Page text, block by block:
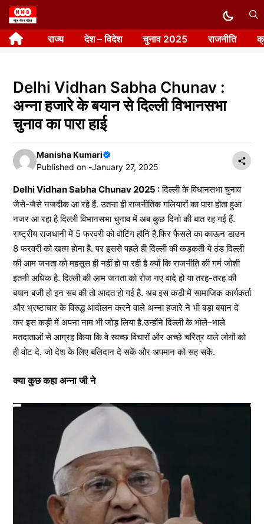
Skip
to
content राज्य देश – विदेश चुनाव 2025 राजनीति
Delhi Vidhan Sabha Chunav :
अन्ना हजारे के बयान से दिल्ली विभानसभा
चुनाव का पारा हाई
Manisha Kumari
Published on -January 27, 2025
Delhi Vidhan Sabha Chunav 2025 :दिल्‍ली के विधानसभा चुनाव
जैसे-जैसे नजदीक आ रहे हैं. उतना ही राजनीतिक गलियारों का पारा होता हुआ
नजर आ रहा है दिल्ली विभानसभा चुनाव में अब कुछ द‍िनो की बात रह गई हैं.
राष्ट्रीय राजधानी में 5 फरवरी को वोटिंग होनि हैं.फिर फैसले का काऊन डाउन
8 फरवरी को खत्म होना है. पर इससे पहले ही दिल्ली की कड़कती ये ठंड दिल्ली
की आम जनता को महसूस ही नहीं हो पा रही है क्यों कि राजनीति की गर्म जोशी
इतनी अधिक है. दिल्ली की आम जनता को रोज नए वादे हो या तरह-तरह की
बयान बजी हो इन सब की तो आदत हो गई है. अब इस कड़ी में सामाजिक कार्यकर्ता
और भ्रष्‍टाचार के विरुद्ध आंदोलन करने वाले अन्ना हजारे ने भी बड़ा बयान दे
कर इस कड़ी में अपना नाम भी जोड़ लिया है.उन्होंने दिल्ली के भोले–भाले
मतदाताओं से आग्रह किया कि वे स्वच्छ विचारों और अच्छे चरित्र वाले लोगों को
ही वोट दे. जो देश के लिए बलिदान दे सकें और अपमान को सह सकें.
क्या कुछ कहा अन्ना जी ने